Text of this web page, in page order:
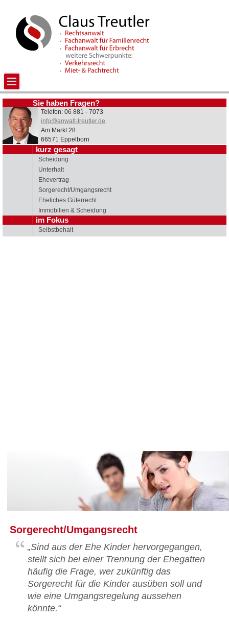
Sie haben Fragen?
Telefon: 06 881 - 7073
info@anwalt-treutler.de
Am Markt 28
66571 Eppelborn
kurz gesagt
Scheidung
Unterhalt
Ehevertrag
Sorgerecht/Umgangsrecht
Eheliches Güterrecht
Immobilien & Scheidung
im Fokus
Selbstbehalt
Sorgerecht/Umgangsrecht
„Sind aus der Ehe Kinder hervorgegangen,
stellt sich bei einer Trennung der Ehegatten
häufig die Frage, wer zukünftig das
Sorgerecht für die Kinder ausüben soll und
wie eine Umgangsregelung aussehen
könnte.“